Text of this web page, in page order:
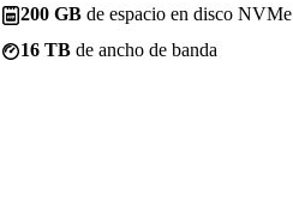
200 GB de espacio en disco NVMe
16 TB de ancho de banda